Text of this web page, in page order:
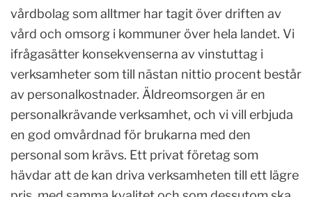
vårdbolag som alltmer har tagit över driften av
vård och omsorg i kommuner över hela landet. Vi
ifrågasätter konsekvenserna av vinstuttag i
verksamheter som till nästan nittio procent består
av personalkostnader. Äldreomsorgen är en
personalkrävande verksamhet, och vi vill erbjuda
en god omvårdnad för brukarna med den
personal som krävs. Ett privat företag som
hävdar att de kan driva verksamheten till ett lägre